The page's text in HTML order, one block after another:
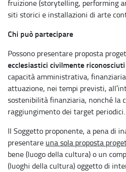
fruizione (storytelling, performing
siti storici e installazioni di arte
Chi può partecipare
Possono presentare proposta
ecclesiastici civilmente riconosciuti
capacità amministrativa,
attuazione, nei tempi previsti,
sostenibilità finanziaria, nonché la
raggiungimento dei target periodici.
Il Soggetto proponente, a pena di
presentare una sola proposta
bene (luogo della cultura) o un
(luoghi della cultura) oggetto di